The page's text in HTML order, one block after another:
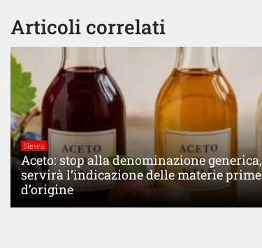
Articoli correlati
News
Aceto: stop alla denominazione generica,
servirà l’indicazione delle materie prime
d’origine